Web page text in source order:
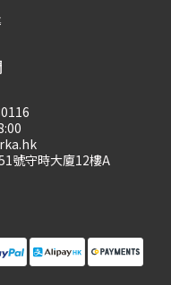
號守時大廈12樓A